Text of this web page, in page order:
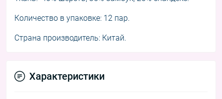
Количество в упаковке: 12 пар.
Страна производитель: Китай.
Характеристики